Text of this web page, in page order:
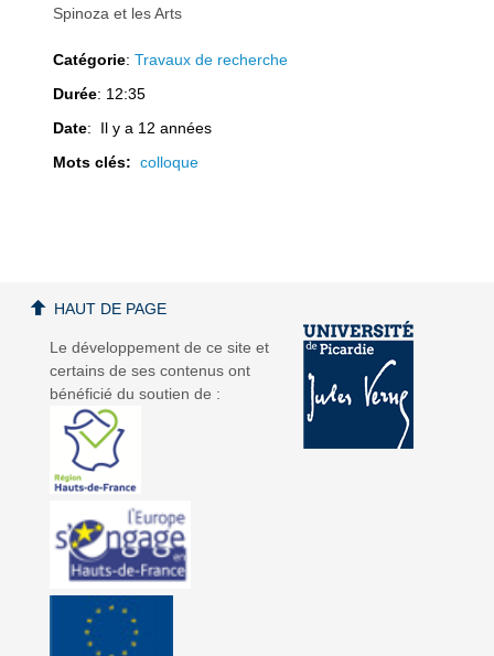
a
v
a
v
Spinoza et les Arts
Catégorie:Travaux de recherche
Durée: 12:35
Date: Il y a 12 années
Mots clés:colloque
Le développement de ce site et
certains de ses contenus ont
bénéficié du soutien de :
HAUT DE PAGE